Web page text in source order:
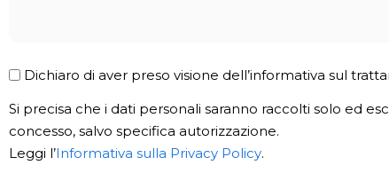
Privacy
*
Dichiaro di aver preso visione dell’informativa sul
Si precisa che i dati personali saranno raccolti solo ed
concesso, salvo specifica autorizzazione.
Leggi l’Informativa sulla Privacy Policy.